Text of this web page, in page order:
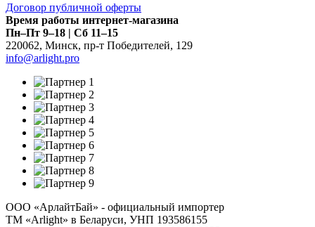
Договор публичной оферты
Время работы интернет-магазина
Пн–Пт 9–18 | Сб 11–15
220062, Минск, пр-т Победителей, 129
info@arlight.pro
ООО «АрлайтБай» - официальный импортер
ТМ «Arlight» в Беларуси, УНП 193586155